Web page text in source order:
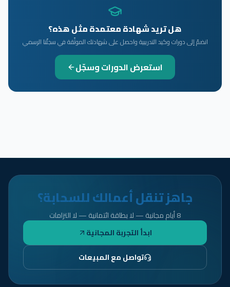
هل تريد شهادة معتمدة مثل هذه؟
انضمّ إلى دورات وكيد التدريبية واحصل على شهادتك الموثّقة في سجلّنا الرسمي
استعرض الدورات وسجّل
جاهز تنقل أعمالك للسحابة؟
8 أيام مجانية — لا بطاقة ائتمانية — لا التزامات
ابدأ التجربة المجانية
تواصل مع المبيعات